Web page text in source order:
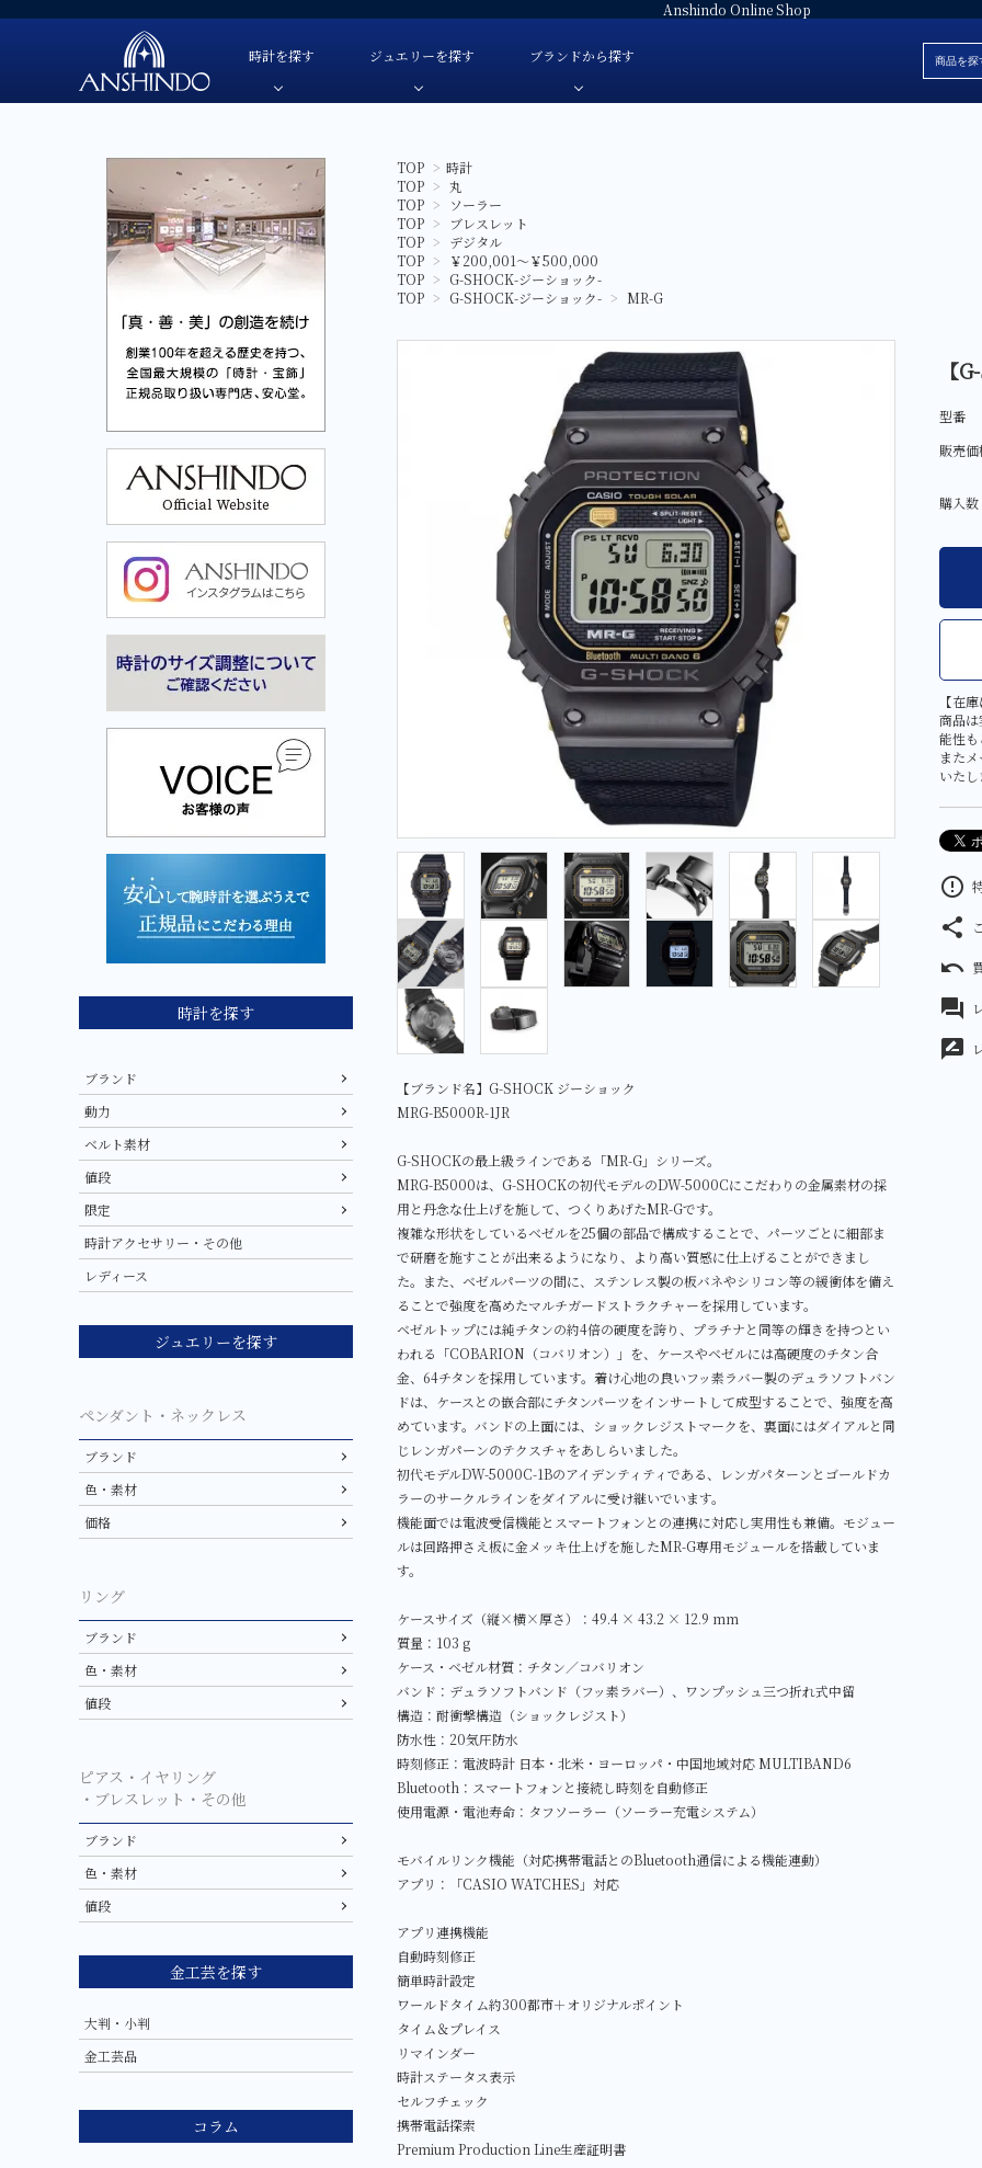
Anshindo Online Shop
時計を探す
TUDOR-チューダー
OMEGA-オメガ-
HAMILTON-ハミルトン-
G-SHOCK-ジーショック-
GARMIN-ガーミン-
FREDERIQUE CONSTANT-
フレデリック・コンスタント-
CITIZEN-シチズン-
SEIKO-セイコー-
Cuervo y Sobrinos-クエル
ボ・イ・ソブリノス-
自動巻き
手巻き
クオーツ
ソーラー
ファブリック
レディース
ジュエリーを探す
色・素材
価格
ブランド
色・素材
価格
ブランド
ブランドから探す
TUDOR-チューダー-
OMEGA-オメガ-
HAMILTON-ハミルトン-
G-SHOCK-ジーショック-
GARMIN-ガーミン-
FREDERIQUE CONSTANT-フレデリック・コンスタント-
CAMPANOLA-カンパノラ-
CITIZEN-シチズン-
SEIKO-セイコー-
Cuervo y Sobrinos-クエルボ・イ・ソブリノス-
Sweet 10 Diamond-スイートテンダイヤモンド-
SUWA-スワ-
AbHeri-アベリ-
大判・小判
金工芸品
TOP > 時計
TOP > 丸
TOP >
ソーラー
TOP >
ブレスレット
TOP > デジタル
TOP >
￥200,001～￥500,000
TOP > G-SHOCK-ジーショック-
TOP > G-SHOCK-ジーショック- > MR-G
【ブランド名】G-SHOCK ジーショック
MRG-B5000R-1JR
G-SHOCKの最上級ラインである「MR-G」シリーズ。
MRG-B5000は、G-SHOCKの初代モデルのDW-5000Cにこだわりの金属素材の採
用と丹念な仕上げを施して、つくりあげたMR-Gです。
複雑な形状をしているベゼルを25個の部品で構成することで、パーツごとに細部ま
で研磨を施すことが出来るようになり、より高い質感に仕上げることができまし
た。また、ベゼルパーツの間に、ステンレス製の板バネやシリコン等の緩衝体を備え
ることで強度を高めたマルチガードストラクチャーを採用しています。
ベゼルトップには純チタンの約4倍の硬度を誇り、プラチナと同等の輝きを持つとい
われる「COBARION（コバリオン）」を、ケースやベゼルには高硬度のチタン合
金、64チタンを採用しています。着け心地の良いフッ素ラバー製のデュラソフトバン
ドは、ケースとの嵌合部にチタンパーツをインサートして成型することで、強度を高
めています。バンドの上面には、ショックレジストマークを、裏面にはダイアルと同
じレンガパーンのテクスチャをあしらいました。
初代モデルDW-5000C-1Bのアイデンティティである、レンガパターンとゴールドカ
ラーのサークルラインをダイアルに受け継いでいます。
機能面では電波受信機能とスマートフォンとの連携に対応し実用性も兼備。モジュー
ルは回路押さえ板に金メッキ仕上げを施したMR-G専用モジュールを搭載していま
す。
ケースサイズ（縦×横×厚さ）：49.4 × 43.2 × 12.9 mm
質量：103 g
ケース・ベゼル材質：チタン／コバリオン
バンド：デュラソフトバンド（フッ素ラバー）、ワンプッシュ三つ折れ式中留
構造：耐衝撃構造（ショックレジスト）
防水性：20気圧防水
時刻修正：電波時計 日本・北米・ヨーロッパ・中国地域対応 MULTIBAND6
Bluetooth：スマートフォンと接続し時刻を自動修正
使用電源・電池寿命：タフソーラー（ソーラー充電システム）
モバイルリンク機能（対応携帯電話とのBluetooth通信による機能連動）
アプリ：「CASIO WATCHES」対応
アプリ連携機能
自動時刻修正
簡単時計設定
ワールドタイム約300都市＋オリジナルポイント
タイム＆プレイス
リマインダー
時計ステータス表示
セルフチェック
携帯電話探索
Premium Production Line生産証明書
【
型番
販売価
購入数
【在
商品
能性も
また
いた
error_outline
share
undo
forum
rate_review
時計を探す
ブランド
動力
ベルト素材
値段
限定
時計アクセサリー・その他
レディース
ジュエリーを探す
ペンダント・ネックレス
ブランド
色・素材
価格
リング
ブランド
色・素材
値段
ピアス・イヤリング
・ブレスレット・その他
ブランド
色・素材
値段
金工芸を探す
大判・小判
金工芸品
コラム